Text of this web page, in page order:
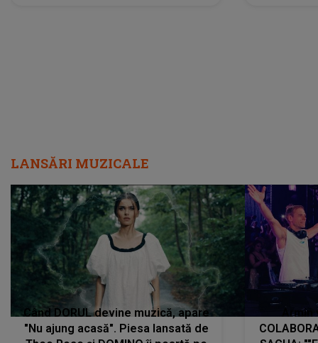
LANSĂRI MUZICALE
Când DORUL devine muzică, apare
"Nu ajung acasă". Piesa lansată de